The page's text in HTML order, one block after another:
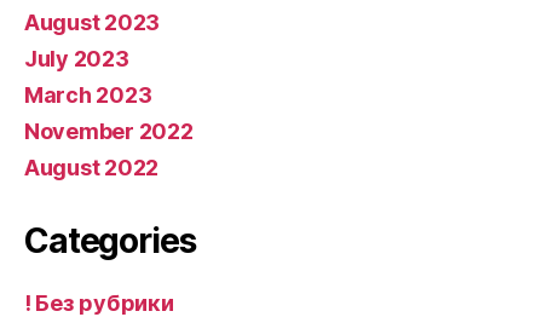
August 2023
July 2023
March 2023
November 2022
August 2022
Categories
! Без рубрики